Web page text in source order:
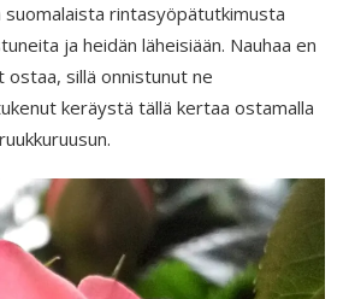
suomalaista rintasyöpätutkimusta
ja heidän läheisiään. Nauhaa en
ostaa, sillä onnistunut ne
keräystä tällä kertaa ostamalla